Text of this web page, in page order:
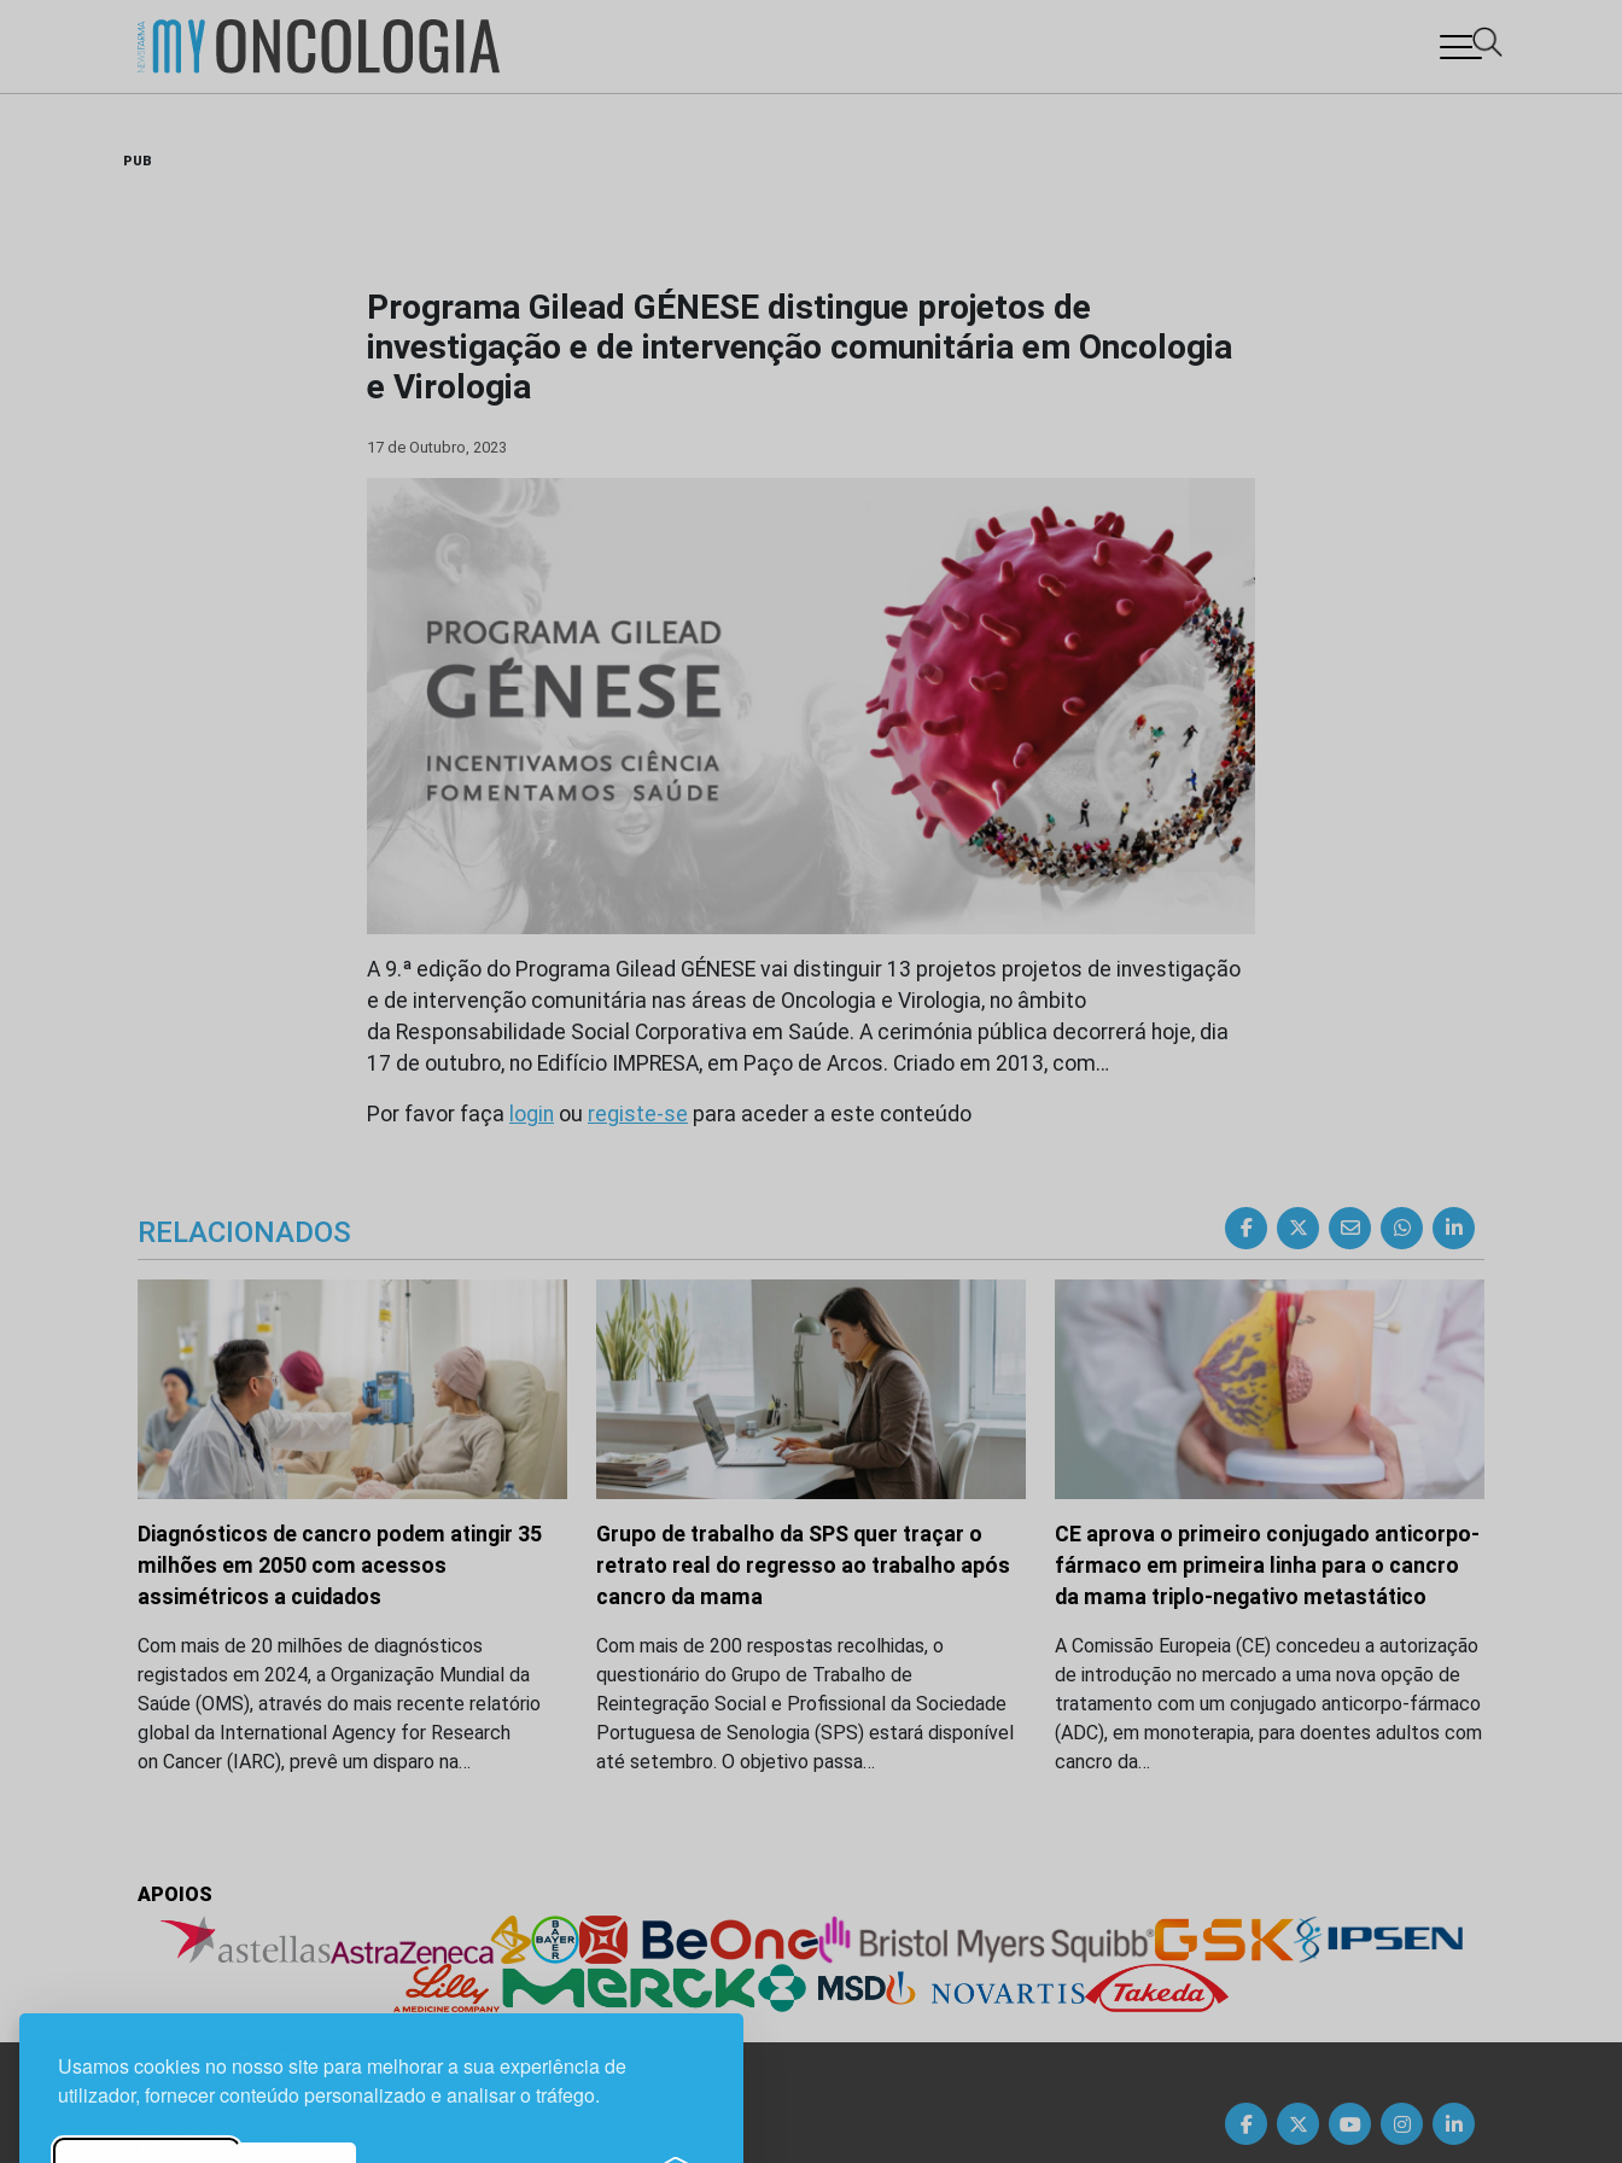
Usamos cookies no nosso site para melhorar a sua experiência de
utilizador, fornecer conteúdo personalizado e analisar o tráfego.
PUB
Programa Gilead GÉNESE distingue projetos de
investigação e de intervenção comunitária em Oncologia
e Virologia
17 de Outubro, 2023
A 9.ª edição do Programa Gilead GÉNESE vai distinguir 13 projetos projetos de investigação
e de intervenção comunitária nas áreas de Oncologia e Virologia, no âmbito
da Responsabilidade Social Corporativa em Saúde. A cerimónia pública decorrerá hoje, dia
17 de outubro, no Edifício IMPRESA, em Paço de Arcos. Criado em 2013, com…
Por favor faça login ou registe-se para aceder a este conteúdo
RELACIONADOS
Diagnósticos de cancro podem atingir 35
milhões em 2050 com acessos
assimétricos a cuidados
Com mais de 20 milhões de diagnósticos
registados em 2024, a Organização Mundial da
Saúde (OMS), através do mais recente relatório
global da International Agency for Research
on Cancer (IARC), prevê um disparo na…
Grupo de trabalho da SPS quer traçar o
retrato real do regresso ao trabalho após
cancro da mama
Com mais de 200 respostas recolhidas, o
questionário do Grupo de Trabalho de
Reintegração Social e Profissional da Sociedade
Portuguesa de Senologia (SPS) estará disponível
até setembro. O objetivo passa…
CE aprova o primeiro conjugado anticorpo-
fármaco em primeira linha para o cancro
da mama triplo-negativo metastático
A Comissão Europeia (CE) concedeu a autorização
de introdução no mercado a uma nova opção de
tratamento com um conjugado anticorpo-fármaco
(ADC), em monoterapia, para doentes adultos com
cancro da…
APOIOS
1800-282 Lisboa | Portugal